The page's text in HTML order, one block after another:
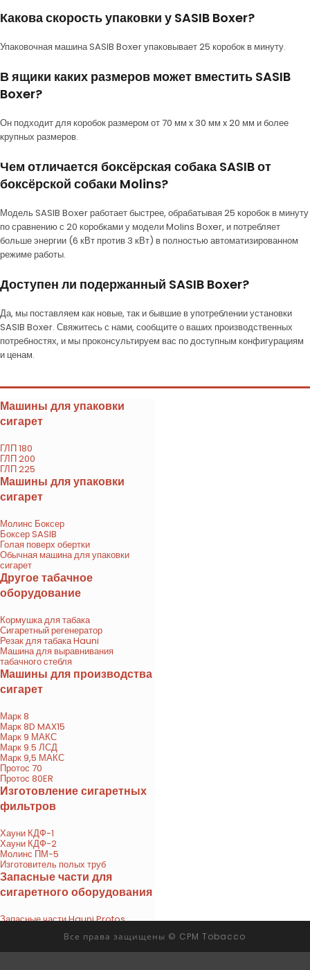
Какова скорость упаковки у SASIB Boxer?
Упаковочная машина SASIB Boxer упаковывает 25 коробок в минуту.
В ящики каких размеров может вместить SASIB
Boxer?
Он подходит для коробок размером от 70 мм x 30 мм x 20 мм и более
крупных размеров.
Чем отличается боксёрская собака SASIB от
боксёрской собаки Molins?
Модель SASIB Boxer работает быстрее, обрабатывая 25 коробок в минуту
по сравнению с 20 коробками у модели Molins Boxer, и потребляет
больше энергии (6 кВт против 3 кВт) в полностью автоматизированном
режиме работы.
Доступен ли подержанный SASIB Boxer?
Да, мы поставляем как новые, так и бывшие в употреблении установки
SASIB Boxer. Свяжитесь с нами, сообщите о ваших производственных
потребностях, и мы проконсультируем вас по доступным конфигурациям
и ценам.
Машины для упаковки
сигарет
ГЛП 180
ГЛП 200
ГЛП 225
Машины для упаковки
сигарет
Молинс Боксер
Боксер SASIB
Голая поверх обертки
Обычная машина для упаковки
сигарет
Другое табачное
оборудование
Кормушка для табака
Сигаретный регенератор
Резак для табака Hauni
Машина для выравнивания
табачного стебля
Машины для производства
сигарет
Марк 8
Марк 8D MAX15
Марк 9 МАКС
Марк 9.5 ЛСД
Марк 9,5 МАКС
Протос 70
Протос 80ER
Изготовление сигаретных
фильтров
Хауни КДФ-1
Хауни КДФ-2
Молинс ПМ-5
Изготовитель полых труб
Запасные части для
сигаретного оборудования
Запасные части Hauni Protos
Запасные части Molins Mark 9
Все права защищены © CPM Tobacco